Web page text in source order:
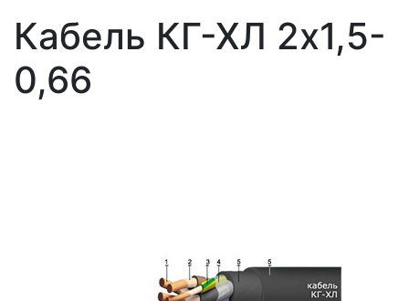
Кабель КГ-ХЛ 2х1,5-
0,66